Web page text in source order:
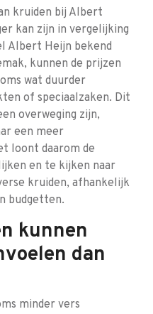
kruiden bij Albert
kan zijn in vergelijking
Albert Heijn bekend
kunnen de prijzen
wat duurder
of speciaalzaken. Dit
overweging zijn,
een meer
loont daarom de
en te kijken naar
kruiden, afhankelijk
budgetten.
kunnen
dan
minder vers